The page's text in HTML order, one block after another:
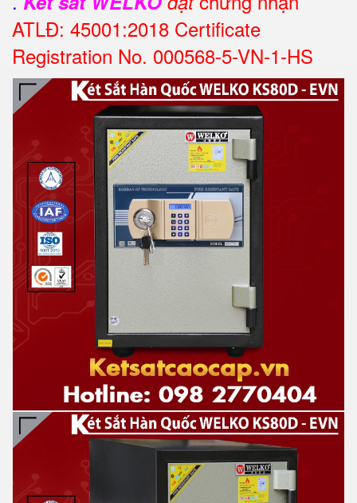
ATLĐ: 45001:2018 Certificate
Registration No. 000568-5-VN-1-HS